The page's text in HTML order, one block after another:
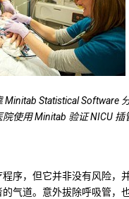
Minitab Statistical Software
使用 Minitab 验证 NICU 插
序，但它并非没有风险，
气道。意外拔除呼吸管，